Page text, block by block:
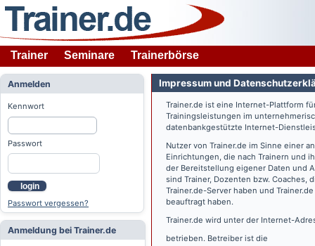
Trainer Seminare Trainerbörse
Anmelden
Kennwort
Passwort
login
Passwort vergessen?
Anmeldung bei Trainer.de
Impressum und
Trainer.de ist eine Internet-Plattform
Trainingsleistungen im
datenbankgestützte Internet-
Nutzer von Trainer.de im Sinne einer
Einrichtungen, die nach Trainern und
der Bereitstellung eigener Daten und
sind Trainer, Dozenten bzw.
Trainer.de-Server haben und Trainer.de
beauftragt haben.
Trainer.de wird unter der Internet-
betrieben. Betreiber ist die